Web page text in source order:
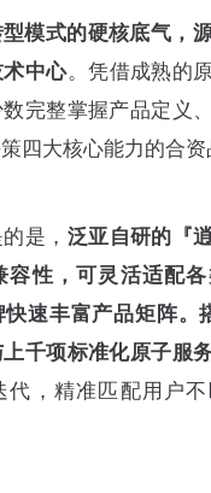
模式的硬核底气，
中心。凭借成熟的
完整掌握产品定义
四大核心能力的合资
是， 泛亚自研的『
容性，可灵活适配
快速丰富产品矩阵。
千项标准化原子服
代，精准匹配用户